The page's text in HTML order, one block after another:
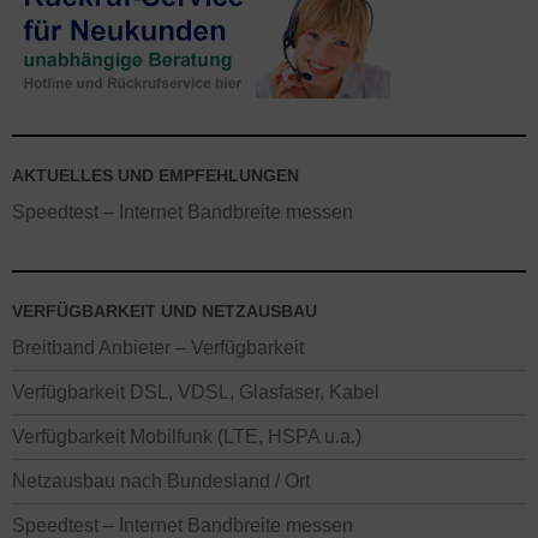
AKTUELLES UND EMPFEHLUNGEN
Speedtest – Internet Bandbreite messen
VERFÜGBARKEIT UND NETZAUSBAU
Breitband Anbieter – Verfügbarkeit
Verfügbarkeit DSL, VDSL, Glasfaser, Kabel
Verfügbarkeit Mobilfunk (LTE, HSPA u.a.)
Netzausbau nach Bundesland / Ort
Speedtest – Internet Bandbreite messen